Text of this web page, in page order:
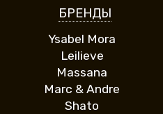
БРЕНДЫ
Ysabel Mora
Leilieve
Massana
Marc & Andre
Shato